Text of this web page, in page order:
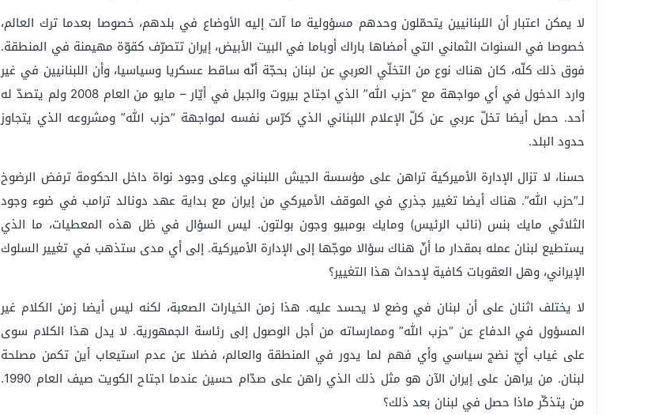
لا يمكن اعتبار أن اللبنانيين يتحمّلون وحدهم مسؤولية ما آلت إليه الأوضاع في بلدهم، خصوصا بعدما ترك العالم،
خصوصا في السنوات الثماني التي أمضاها باراك أوباما في البيت الأبيض، إيران تتصرّف كقوّة مهيمنة في المنطقة.
فوق ذلك كلّه، كان هناك نوع من التخلّي العربي عن لبنان بحجّة أنّه ساقط عسكريا وسياسيا، وأن اللبنانيين في غير
وارد الدخول في أي مواجهة مع “حزب الله” الذي اجتاح بيروت والجبل في أيّار – مايو من العام 2008 ولم يتصدّ له
أحد. حصل أيضا تخلّ عربي عن كلّ الإعلام اللبناني الذي كرّس نفسه لمواجهة “حزب الله” ومشروعه الذي يتجاوز
حدود البلد.
حسنا، لا تزال الإدارة الأميركية تراهن على مؤسسة الجيش اللبناني وعلى وجود نواة داخل الحكومة ترفض الرضوخ
لـ”حزب الله”. هناك أيضا تغيير جذري في الموقف الأميركي من إيران مع بداية عهد دونالد ترامب في ضوء وجود
الثلاثي مايك بنس (نائب الرئيس) ومايك بومبيو وجون بولتون. ليس السؤال في ظل هذه المعطيات، ما الذي
يستطيع لبنان عمله بمقدار ما أنّ هناك سؤالا موجّها إلى الإدارة الأميركية. إلى أي مدى ستذهب في تغيير السلوك
الإيراني، وهل العقوبات كافية لإحداث هذا التغيير؟
لا يختلف اثنان على أن لبنان في وضع لا يحسد عليه. هذا زمن الخيارات الصعبة، لكنه ليس أيضا زمن الكلام غير
المسؤول في الدفاع عن “حزب الله” وممارساته من أجل الوصول إلى رئاسة الجمهورية. لا يدل هذا الكلام سوى
على غياب أيّ نضج سياسي وأي فهم لما يدور في المنطقة والعالم، فضلا عن عدم استيعاب أين تكمن مصلحة
لبنان. من يراهن على إيران الآن هو مثل ذلك الذي راهن على صدّام حسين عندما اجتاح الكويت صيف العام 1990.
من يتذكّر ماذا حصل في لبنان بعد ذلك؟